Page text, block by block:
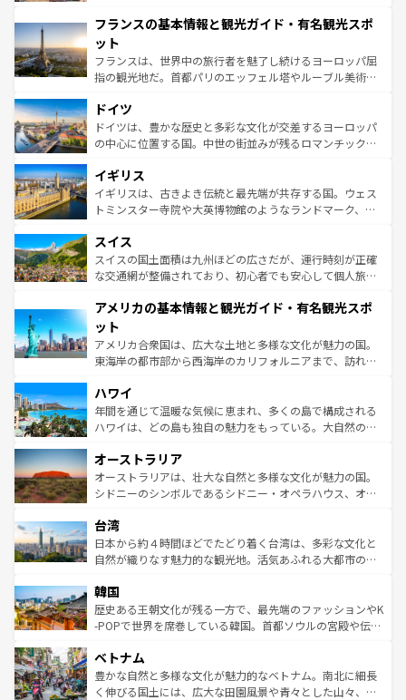
ませてくれるイタリアで、忘れられない旅をしてみよう！
なお、新着のイタリア情報は
しい。
文化が根付くこの国では、情熱的なフラメンコ、熱気あふ
れる闘牛、そして美味しいタパスが生活の一部となってい
る。首都マドリードの洗練された雰囲気や、バルセロナの
アートに溢れた街角から、地方では古代ローマ遺跡や中世
せる。地方によって風土や気候が異なるスペインはその個
性で訪れる人を魅了する。 なお、新着のスペイン情報は コ
ンテンツ一覧を参照してほしい。
フランスの基本情報と観光ガイド・有名観光スポ
ット
フランスは、世界中の旅行者を魅了し続けるヨーロッパ屈
指の観光地だ。首都パリのエッフェル塔やルーブル美術館
で、幅広い魅力が詰まっている。華麗な宮殿、歴史的な大
聖堂、美しいビーチ、そして豊かな自然が、訪れる者を心
から魅了する。また、フランスは美食の国としても知ら
いる。シャンパンの発祥地であるランス、プロヴァンスの
香り高いラベンダー畑など、多彩な楽しみ方が可能だ。さ
らに、パリ以外の地域にも魅力が溢れており、どの街角に
れる地方に足を運ぶとそれぞれで全く異なる文化を体験で
きるだろう。 なお、新着のフランス情報はコンテンツ一覧
を参照してほしい。
ドイツ
ドイツは、豊かな歴史と多彩な文化が交差するヨーロッパ
の中心に位置する国。中世の街並みが残るロマンチック街
顔を持つこの国は、どこを歩いても飽きることがない。ベ
ルリンの文化的活気、バイエルン州のアルプスの絶景、そ
してライン川沿いのワイン畑といった風景は必見。ビール
は、お酒好きな人にはぜひ体験してほしい。 なお、新着の
ドイツ情報はコンテンツ一覧を参照してほしい。
イギリス
イギリスは、古きよき伝統と最先端が共存する国。ウェス
トミンスター寺院や大英博物館のようなランドマーク、歴
リアごとに異なる魅力がある。また、優雅なアフタヌーン
ティー、ビール好きにはたまらない英国パブ、サッカー観
戦など、本場だからこそできる体験も豊富。イギリスを旅
ンツ一覧を参照してほしい。
スイス
スイスの国土面積は九州ほどの広さだが、運行時刻が正確
な交通網が整備されており、初心者でも安心して個人旅行
の建物がそのまま残る町や、スイスならではのユニークな
博物館もあり、アルプス観光だけでなく町歩きも満喫する
ことができる。国民の所得が高いため物価も高いが、旅行
者向けの交通パス提供のサービスもあり、うまく活用すれ
着のスイス情報は
アメリカの基本情報と観光ガイド・有名観光スポ
ット
アメリカ合衆国は、広大な土地と多様な文化が魅力の国。
東海岸の都市部から西海岸のカリフォルニアまで、訪れる
のような巨大都市は、観光、ショッピング、エンターテイ
ンメントが詰まった刺激的なスポットだ。一方、アメリカ
西部には大自然が広がり、グランドキャニオンやイエロー
部のニューオーリンズでは、音楽と美食が融合した独特の
文化が魅力。旅行者はアメリカの各地域で異なる魅力を楽
しみながら、その多様性と豊かな歴史を感じることができ
ならではの贅沢な旅のスタイルだ。 なお、新着のアメリカ
情報はコンテンツ一覧を参照してほしい。
ハワイ
年間を通じて温暖な気候に恵まれ、多くの島で構成される
ハワイは、どの島も独自の魅力をもっている。大自然の神
ワイ島は見逃せない。また、定番の観光地といえばオアフ
島だが、静かな自然を求めるならマウイ島やカウアイ島が
おすすめ。エメラルドグリーンに輝く海をはじめ、豊かな
れるおもてなしの心で訪れる人々を迎えてくれるハワイの
人々、おいしいローカルフードやハワイアンミュージッ
ク、伝統的なフラダンスなど、すべてがハワイの魅力を彩
ワイを、存分に味わってほしい。 なお、新着のハワイ情報
はコンテンツ一覧を参照してほしい。
オーストラリア
オーストラリアは、壮大な自然と多様な文化が魅力の国。
シドニーのシンボルであるシドニー・オペラハウス、オー
リアリーフや大陸中央部にそびえるウルル（エアーズロッ
ク）、タスマニアの美しい原生林やケアンズの熱帯雨林な
ど、見どころがたくさん。また、カフェやワイン、オージ
いる。アクティビティも充実しており、サーフィンやダイ
ビング、ハイキングなど、アウトドア好きにはたまらな
い。オーストラリアの多彩な魅力を存分に味わいつくそ
参照してほしい。
台湾
日本から約４時間ほどでたどり着く台湾は、多彩な文化と
自然が織りなす魅力的な観光地。活気あふれる大都市の台
ン）、静ひつな山岳地帯である台湾東部など、都市の喧騒
と山間の静けさが共存しており、訪れる人に新しい発見と
驚きをもたらしてくれる。また、奥深い台湾の食文化も魅
容にもいいと評判のスイーツなど、バラエティ豊かな料理
が味わえる。 なお、新着の台湾情報は コンテンツ一覧を参
照してほしい。
韓国
歴史ある王朝文化が残る一方で、最先端のファッションやK
-POPで世界を席巻している韓国。首都ソウルの宮殿や伝統
き、地方に足を延ばせば四季折々の自然美を楽しむことが
できる。そして、キムチや焼肉、絶品のストリートフード
まで、さまざまな韓国料理が待っている。夜には、韓国な
ベトナム
豊かな自然と多様な文化が魅力的なベトナム。南北に細長
く伸びる国土には、広大な田園風景や青々とした山々、世